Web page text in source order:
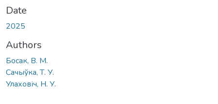
Date
2025
Authors
Босак, В. М.
Сачыўка, Т. У.
Улаховіч, Н. У.